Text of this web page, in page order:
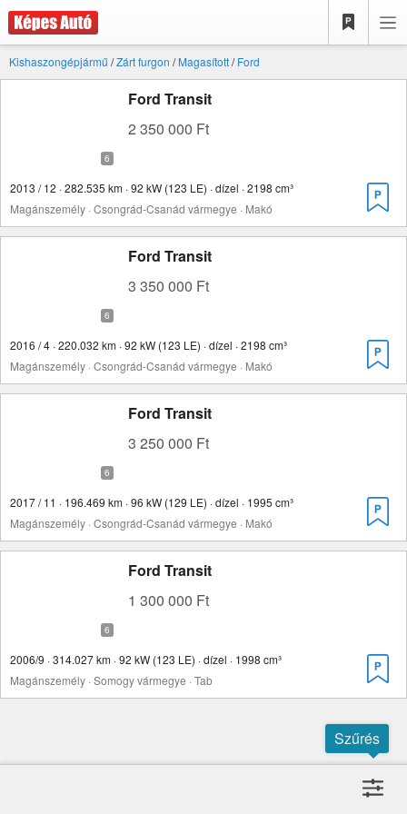
Kishaszongépjármű /Zárt furgon /Magasított/Ford
Ford Transit
2 350 000 Ft
2013 / 12 · 282.535 km · 92 kW (123 LE) · dízel · 2198 cm³
Magánszemély · Csongrád-Csanád vármegye · Makó
Ford Transit
3 350 000 Ft
2016 / 4 · 220.032 km · 92 kW (123 LE) · dízel · 2198 cm³
Magánszemély · Csongrád-Csanád vármegye · Makó
Ford Transit
3 250 000 Ft
2017 / 11 · 196.469 km · 96 kW (129 LE) · dízel · 1995 cm³
Magánszemély · Csongrád-Csanád vármegye · Makó
Ford Transit
1 300 000 Ft
2006/9 · 314.027 km · 92 kW (123 LE) · dízel · 1998 cm³
Magánszemély · Somogy vármegye · Tab
Szűrés